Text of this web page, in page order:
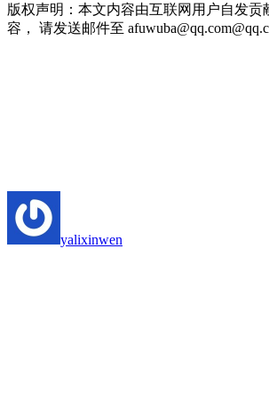
版权声明：本文内容由互联网用户自发
容， 请发送邮件至
yalixinwen